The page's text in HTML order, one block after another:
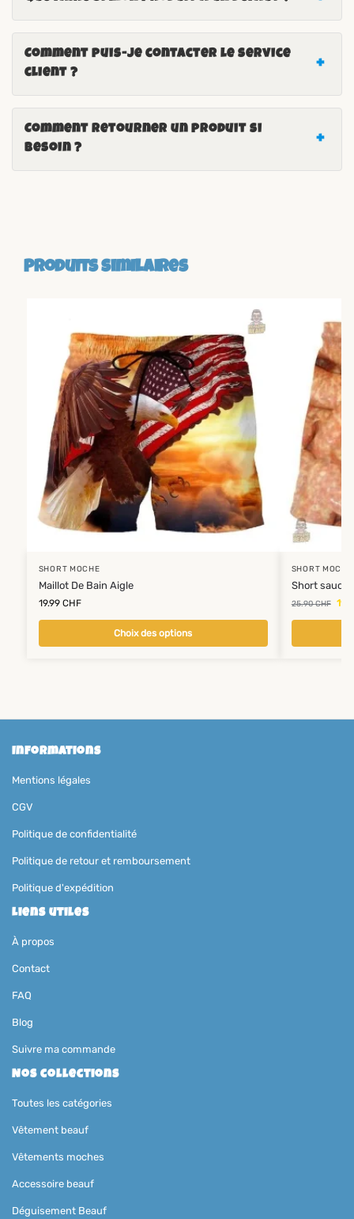
Comment puis-je contacter le service
client ?
Comment retourner un produit si
besoin ?
Produits similaires
SHORT MOCHE
Maillot De Bain Aigle
19.99 CHF
Choix des options
SHORT MOCHE
Short
25.90CHF
Informations
Mentions légales
CGV
Politique de confidentialité
Politique de retour et remboursement
Politique d'expédition
Liens utiles
À propos
Contact
FAQ
Blog
Suivre ma commande
Nos collections
Toutes les catégories
Vêtement beauf
Vêtements moches
Accessoire beauf
Déguisement Beauf